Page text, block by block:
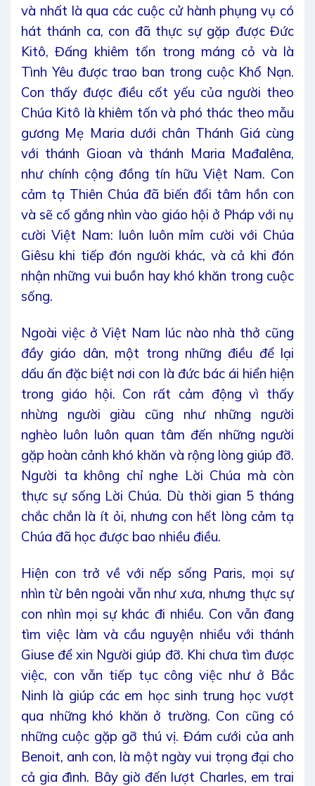
và nhất là qua các cuộc cử hành phụng vụ có
hát thánh ca, con đã thực sự gặp được Đức
Kitô, Đấng khiêm tốn trong máng cỏ và là
Tình Yêu được trao ban trong cuộc Khổ Nạn.
Con thấy được điều cốt yếu của người theo
Chúa Kitô là khiêm tốn và phó thác theo mẫu
gương Mẹ Maria dưới chân Thánh Giá cùng
với thánh Gioan và thánh Maria Mađalêna,
như chính cộng đồng tín hữu Việt Nam. Con
cảm tạ Thiên Chúa đã biến đổi tâm hồn con
và sẽ cố gắng nhìn vào giáo hội ở Pháp với nụ
cười Việt Nam: luôn luôn mỉm cười với Chúa
Giêsu khi tiếp đón người khác, và cả khi đón
nhận những vui buồn hay khó khăn trong cuộc
sống.
Ngoài việc ở Việt Nam lúc nào nhà thở cũng
đầy giáo dân, một trong những điều để lại
dấu ấn đặc biệt nơi con là đức bác ái hiển hiện
trong giáo hội. Con rất cảm động vì thấy
nhừng người giàu cũng như những người
nghèo luôn luôn quan tâm đến những người
gặp hoàn cảnh khó khăn và rộng lòng giúp đỡ.
Người ta không chỉ nghe Lời Chúa mà còn
thực sự sống Lời Chúa. Dù thời gian 5 tháng
chắc chắn là ít ỏi, nhưng con hết lòng cảm tạ
Chúa đã học được bao nhiều điều.
Hiện con trở về với nếp sống Paris, mọi sự
nhìn từ bên ngoài vẫn như xưa, nhưng thực sự
con nhìn mọi sự khác đi nhiều. Con vẫn đang
tìm việc làm và cầu nguyện nhiều với thánh
Giuse để xin Người giúp đỡ. Khi chưa tìm được
việc, con vẫn tiếp tục công việc như ở Bắc
Ninh là giúp các em học sinh trung học vượt
qua những khó khăn ở trường. Con cũng có
những cuộc gặp gỡ thú vị. Đám cưới của anh
Benoit, anh con, là một ngày vui trọng đại cho
cả gia đình. Bây giờ đến lượt Charles, em trai